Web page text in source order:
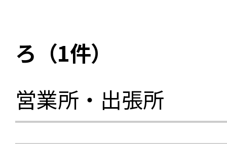
ろ（1件）
営業所・出張所